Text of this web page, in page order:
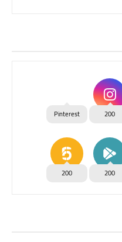
200
Pinterest
200
200